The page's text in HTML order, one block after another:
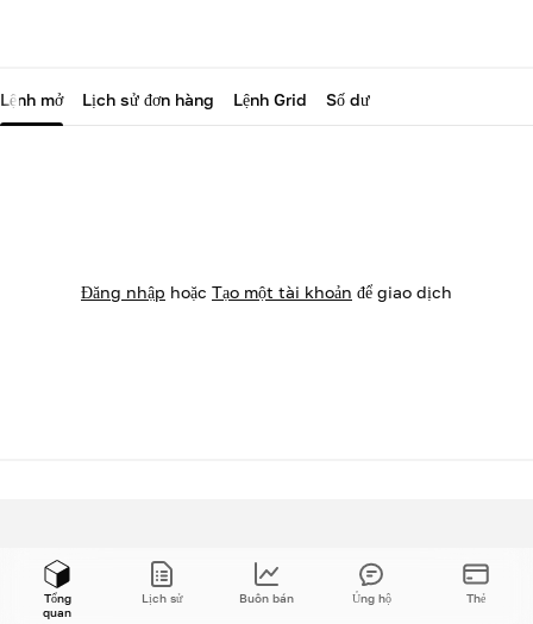
Lệnh mở Lịch sử đơn hàng Lệnh Grid Số dư
Đăng nhập hoặc Tạo một tài khoản để giao dịch
Tổng
quan
Lịch sử Buôn bán Ủng hộ Thẻ